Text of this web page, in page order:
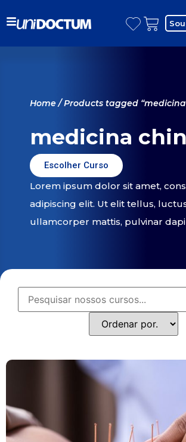
Home/ Products tagged
medicina
Escolher Curso
Lorem ipsum dolor sit amet,
adipiscing elit. Ut elit tellus,
ullamcorper mattis, pulvinar